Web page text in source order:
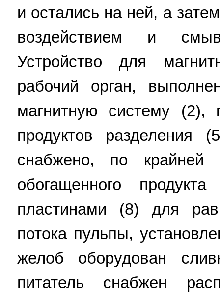
и остались на ней, а
воздействием и
Устройство для
рабочий орган,
магнитную систему (2),
продуктов разделения
снабжено, по
обогащенного
пластинами (8) для
потока пульпы,
желоб оборудован
питатель снабжен